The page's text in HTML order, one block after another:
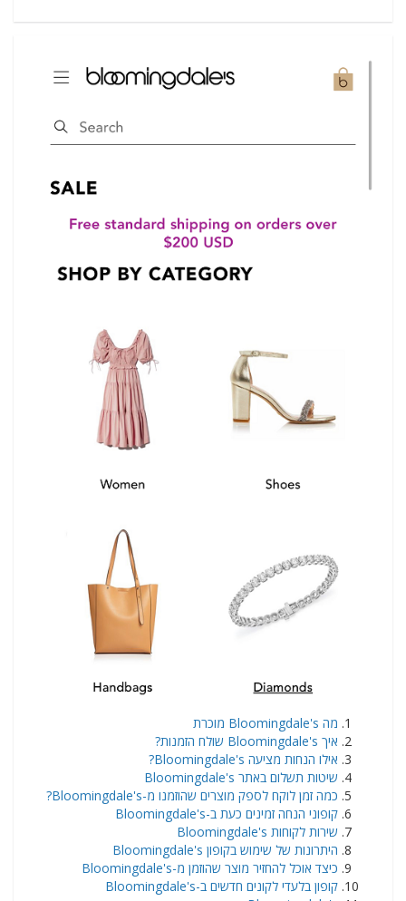
מה Bloomingdale's מוכרת
איך Bloomingdale's שולח הזמנות?
אילו הנחות מציעה Bloomingdale's?
שיטות תשלום באתר Bloomingdale's
כמה זמן לוקח לספק מוצרים שהוזמנו מ-Bloomingdale's?
קופוני הנחה זמינים כעת ב-Bloomingdale's
שירות לקוחות Bloomingdale's
היתרונות של שימוש בקופון Bloomingdale's
כיצד אוכל להחזיר מוצר שהוזמן מ-Bloomingdale's
קופון בלעדי לקונים חדשים ב-Bloomingdale's